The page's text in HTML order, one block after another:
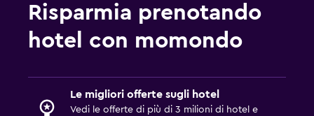
Risparmia prenotando
hotel con momondo
Le migliori offerte sugli hotel
Vedi le offerte di più di 3 milioni di hotel e